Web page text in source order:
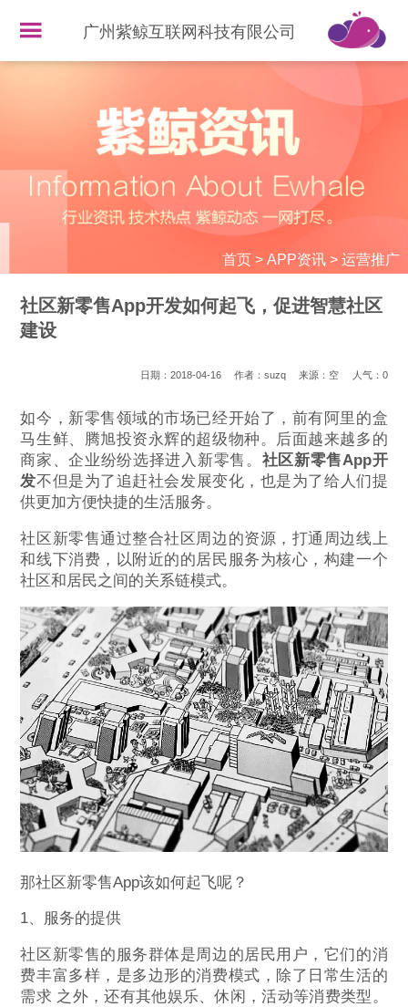
广州紫鲸互联网科技有限公司
首页> APP资讯> 运营推广
社区新零售App开发如何起飞，促进智慧社区
建设
日期：2018-04-16 作者：suzq 来源：空 人气： 0
如今，新零售领域的市场已经开始了，前有阿里的盒
马生鲜、腾旭投资永辉的超级物种。后面越来越多的
商家、企业纷纷选择进入新零售。 社区新零售App开
发不但是为了追赶社会发展变化，也是为了给人们提
供更加方便快捷的生活服务。
社区新零售通过整合社区周边的资源，打通周边线上
和线下消费，以附近的的居民服务为核心，构建一个
社区和居民之间的关系链模式。
那社区新零售App该如何起飞呢？
1、服务的提供
社区新零售的服务群体是周边的居民用户，它们的消
费丰富多样，是多边形的消费模式，除了日常生活的
需求 之外，还有其他娱乐、休闲，活动等消费类型。